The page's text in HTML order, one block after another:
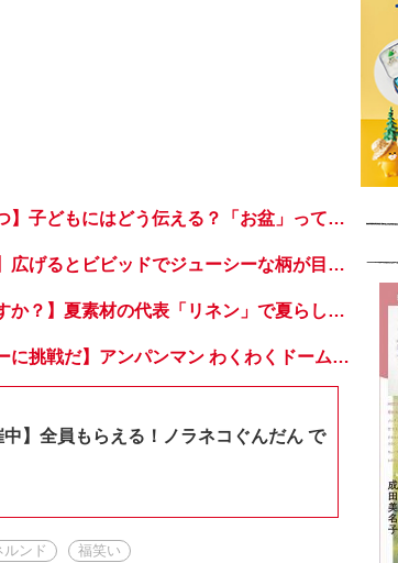
【意外と知らない行事のひみつ】子どもにはどう伝える？「お盆」って何だろう？
【たためばスマホと同サイズ】広げるとビビッドでジューシーな柄が目を引くコンパクトな「扇子」
【本当に涼しい服ってありますか？】夏素材の代表「リネン」で夏らしいおしゃれを♪「ワンピース」「パンツ」「スカート」「シャツ」の気になるアイテムはコレ！
【おうちでドームキャッチャーに挑戦だ】アンパンマン わくわくドームキャッチャー
中】全員もらえる！ノラネコぐんだん で
ルンド 福笑い